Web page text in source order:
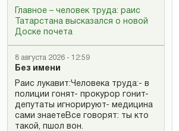
Главное – человек труда: раис
Татарстана высказался о новой
Доске почета
8 августа 2026 - 12:59
Без имени
Раис лукавит:Человека труда:- в
полиции гонят- прокурор гонит-
депутаты игнорируют- медицина
сами знаетеВсе говорят: ты кто
такой, пшол вон.